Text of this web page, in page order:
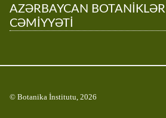
AZƏRBAYCAN BOTANİKLƏR
CƏMİYYƏTİ
© Botanika İnstitutu, 2026